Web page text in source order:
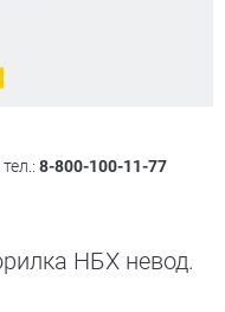
8-800-100-11-77
НБХ невод.